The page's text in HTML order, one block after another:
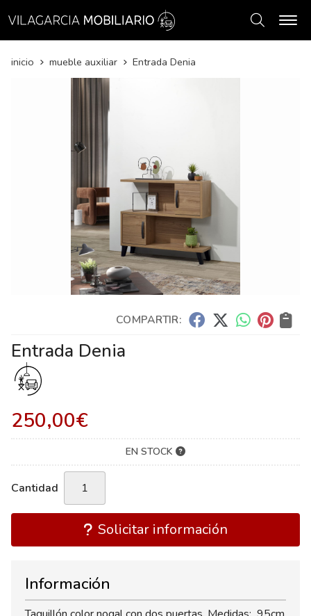
Buscar
inicio mueble auxiliar Entrada Denia
COMPARTIR:
Entrada Denia
250,00€
EN STOCK
Cantidad
Solicitar información
Información